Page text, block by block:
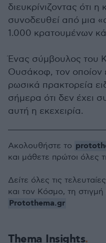
διευκρίνιζοντας ότι
συνοδευθεί από μια
1.000 κρατουμένων
Ένας σύμβουλος του
Ουσάκοφ, τον οποίον
ρωσικά πρακτορεία
σήμερα ότι δεν έχει
αυτή η εκεχειρία.
Thema Insights
Ακολουθήστε το
και μάθετε πρώτοι όλες
Δείτε όλες τις τελευταίες
και τον Κόσμο, τη
Protothema.gr